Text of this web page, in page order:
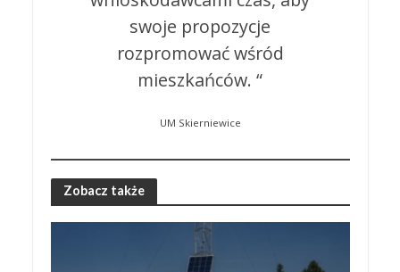
swoje propozycje
rozpromować wśród
mieszkańców. “
UM Skierniewice
Zobacz także